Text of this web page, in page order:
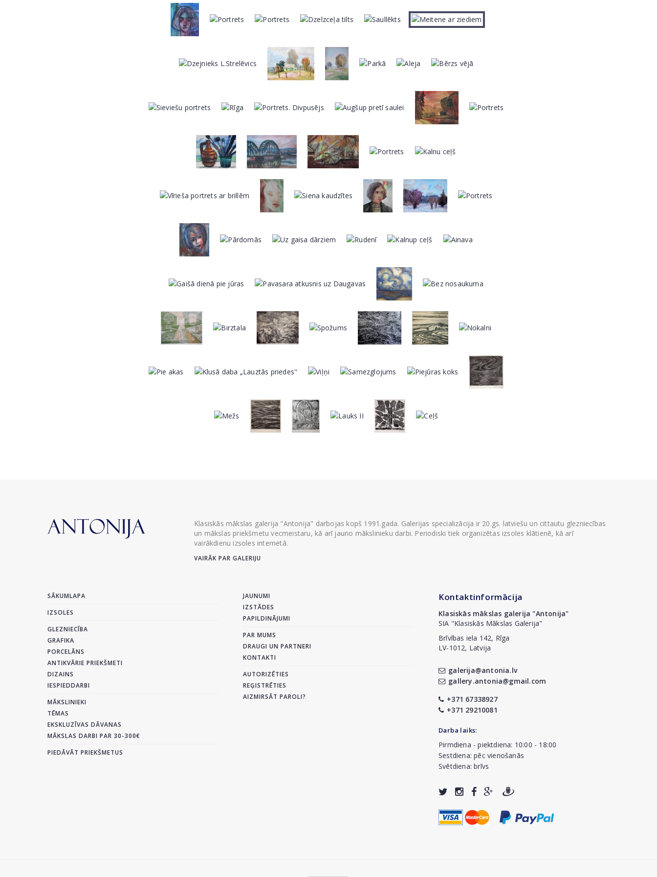
Klasiskās mākslas galerija "Antonija" darbojas kopš 1991.gada. Galerijas specializācija ir 20.gs. latviešu un cittautu glezniecības
un mākslas priekšmetu vecmeistaru, kā arī jauno mākslinieku darbi. Periodiski tiek organizētas izsoles klātienē, kā arī
vairākdienu izsoles internetā.
VAIRĀK PAR GALERIJU
SĀKUMLAPA
IZSOLES
GLEZNIECĪBA
GRAFIKA
PORCELĀNS
ANTIKVĀRIE PRIEKŠMETI
DIZAINS
IESPIEDDARBI
MĀKSLINIEKI
TĒMAS
EKSKLUZĪVAS DĀVANAS
MĀKSLAS DARBI PAR 30-300€
PIEDĀVĀT PRIEKŠMETUS
JAUNUMI
IZSTĀDES
PAPILDINĀJUMI
PAR MUMS
DRAUGI UN PARTNERI
KONTAKTI
AUTORIZĒTIES
REĢISTRĒTIES
AIZMIRSĀT PAROLI?
Kontaktinformācija
Klasiskās mākslas galerija "Antonija"
SIA "Klasiskās Mākslas Galerija"
Brīvības iela 142, Rīga
LV-1012, Latvija
galerija@antonia.lv
gallery.antonia@gmail.com
+371 67338927
+371 29210081
Darba laiks:
Pirmdiena - piektdiena: 10:00 - 18:00
Sestdiena: pēc vienošanās
Svētdiena: brīvs